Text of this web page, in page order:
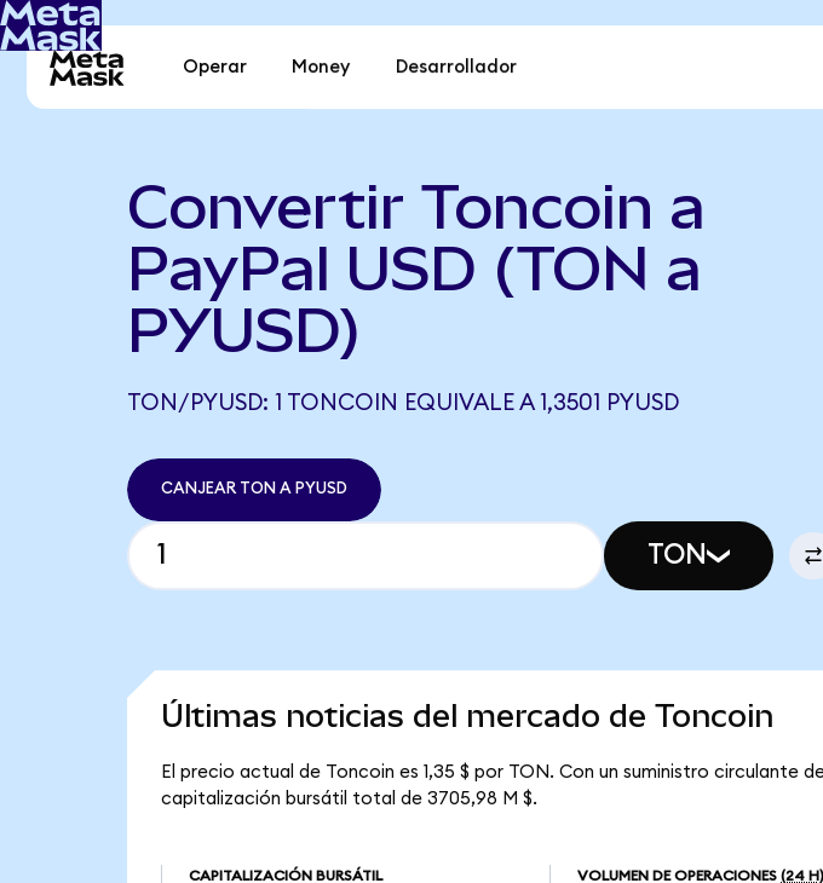
Operar Money Desarrollador
Convertir Toncoin a
PayPal USD (TON a
PYUSD)
TON/PYUSD: 1 TONCOIN EQUIVALE A 1,3501 PYUSD
CANJEAR TON A PYUSD
TON
Últimas noticias del mercado de Toncoin
El precio actual de Toncoin es 1,35 $ por TON. Con un suministro circulante
capitalización bursátil total de 3705,98 M $.
CAPITALIZACIÓN BURSÁTIL VOLUMEN DE OPERACIONES (24 H)